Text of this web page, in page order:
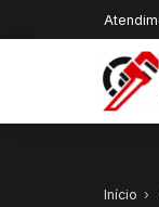
Início ›